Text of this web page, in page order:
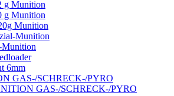
g Munition
g Munition
Munition
Munition
6mm
GAS-/SCHRECK-/PYRO
GAS-/SCHRECK-/PYRO